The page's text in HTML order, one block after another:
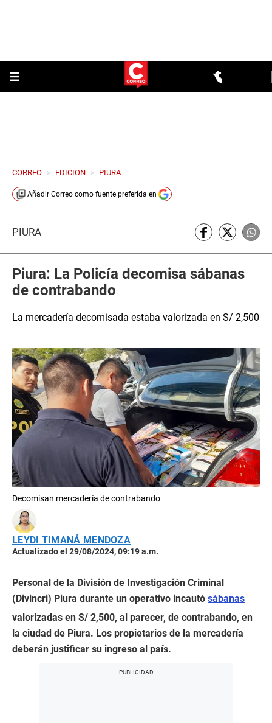
CORREO > EDICION > PIURA
Añadir Correo como fuente preferida en
PIURA
Piura: La Policía decomisa sábanas
de contrabando
La mercadería decomisada estaba valorizada en S/ 2,500
Decomisan mercadería de contrabando
LEYDI TIMANÁ MENDOZA
Actualizado el 29/08/2024, 09:19 a.m.
Personal de la División de Investigación Criminal
(Divincri) Piura durante un operativo incautó sábanas
valorizadas en S/ 2,500, al parecer, de contrabando, en
la ciudad de Piura. Los propietarios de la mercadería
deberán justificar su ingreso al país.